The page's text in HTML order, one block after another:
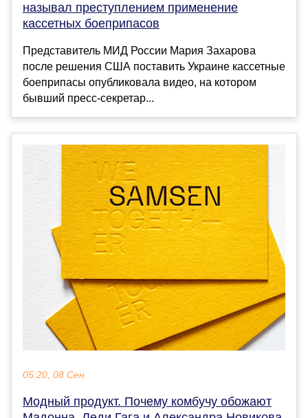
называл преступлением применение
кассетных боеприпасов
Представитель МИД России Мария Захарова
после решения США поставить Украине кассетные
боеприпасы опубликовала видео, на котором
бывший пресс-секретар...
05:20, 08 Сен
Модный продукт. Почему комбучу обожают